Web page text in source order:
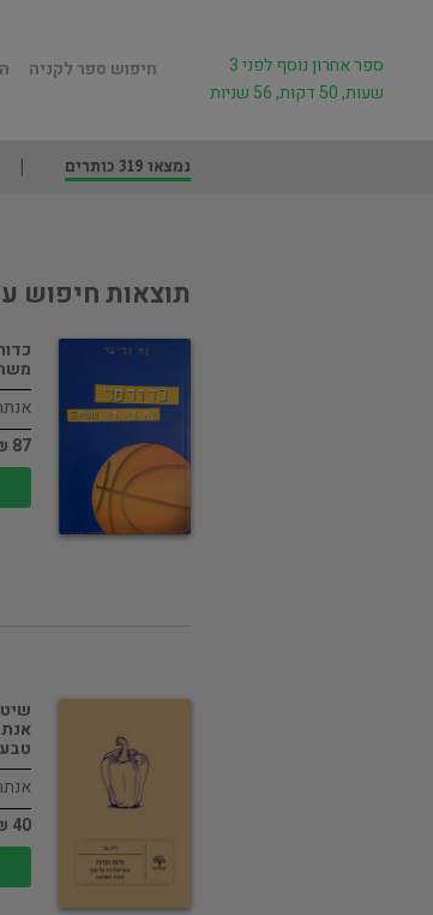
חיפוש ספר לקניה
ספר אחרון נוסף לפני 3
שעות, 50 דקות, 56 שניות
נמצאו 319 כותרים
תוצאות חיפוש
87 ₪
40 ₪